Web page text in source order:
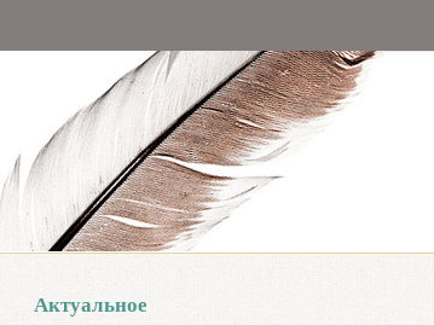
Актуальное